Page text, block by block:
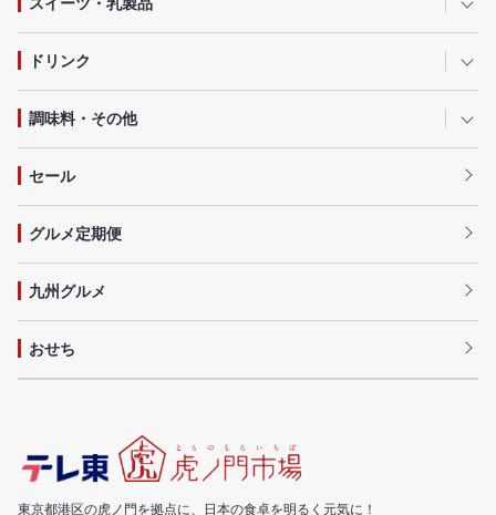
ドリンク
調味料・その他
セール
グルメ定期便
九州グルメ
おせち
東京都港区の虎ノ門を拠点に、日本の食卓を明るく元気に！